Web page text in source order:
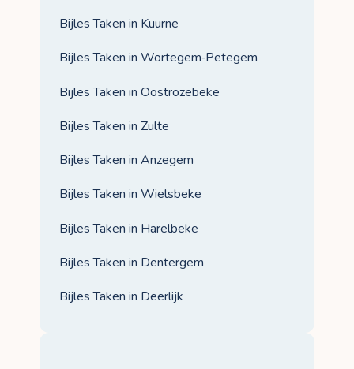
Bijles Taken in Kuurne
Bijles Taken in Wortegem‑Petegem
Bijles Taken in Oostrozebeke
Bijles Taken in Zulte
Bijles Taken in Anzegem
Bijles Taken in Wielsbeke
Bijles Taken in Harelbeke
Bijles Taken in Dentergem
Bijles Taken in Deerlijk